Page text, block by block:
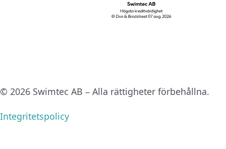
© 2026 Swimtec AB – Alla rättigheter förbehållna.
Integritetspolicy